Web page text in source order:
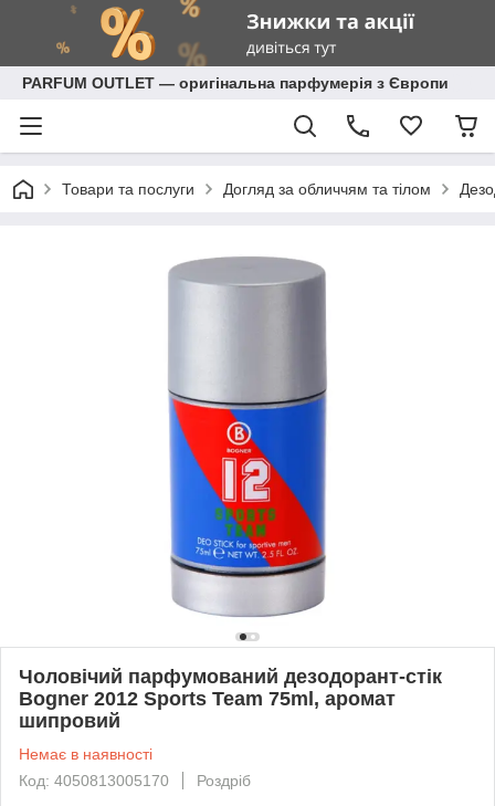
PARFUM OUTLET — оригінальна парфумерія з Європи
Товари та послуги Догляд за обличчям та тілом
Чоловічий парфумований дезодорант-стік
Bogner 2012 Sports Team 75ml, аромат
шипровий
Немає в наявності
Код: 4050813005170
Роздріб